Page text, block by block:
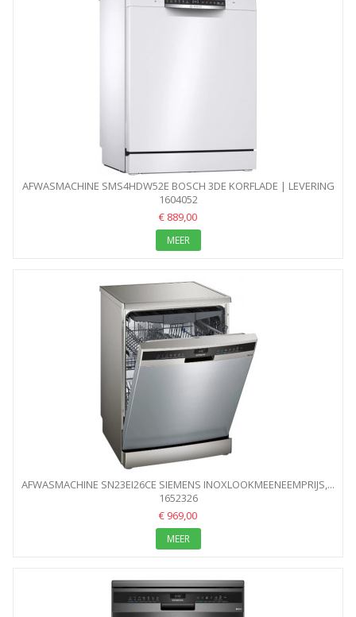
AFWASMACHINE SMS4HDW52E BOSCH 3DE KORFLADE | LEVERING
+25...
1604052
€ 889,00
MEER
AFWASMACHINE SN23EI26CE SIEMENS INOXLOOKMEENEEMPRIJS,...
1652326
€ 969,00
MEER